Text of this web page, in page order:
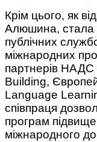
Крім цього, як
Алюшина, стала
публічних
міжнародних
партнерів
Building,
Language
співпраця
програм
міжнародного